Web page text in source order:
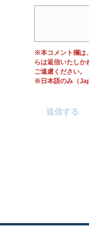
※本コメント欄は
らは返信いたし
ご遠慮ください。
※日本語のみ（